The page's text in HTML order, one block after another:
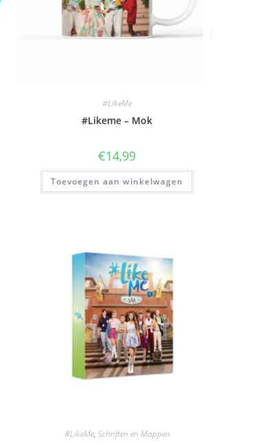
#LikeMe
#Likeme – Mok
€14,99
Toevoegen aan winkelwagen
#LikeMe, Schriften en Mappen